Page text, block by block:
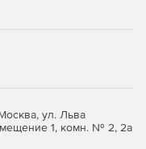
с
подходит для
животных или
ул. Льва
1, комн. № 2, 2а